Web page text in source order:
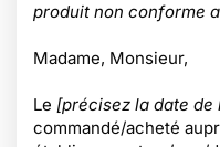
produit non conforme
Madame, Monsieur,
Le [précisez la date
commandé/acheté